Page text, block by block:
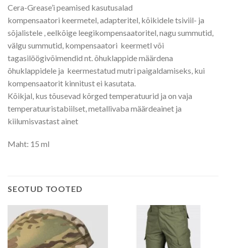
Cera-Grease’i peamised kasutusalad
kompensaatori keermetel, adapteritel, kõikidele tsiviil- ja
sõjalistele , eelkõige leegikompensaatoritel, nagu summutid,
välgu summutid, kompensaatori keermetl või
tagasilöögivõimendid nt. õhuklappide määrdena
õhuklappidele ja keermestatud mutri paigaldamiseks, kui
kompensaatorit kinnitust ei kasutata.
Kõikjal, kus tõusevad kõrged temperatuurid ja on vaja
temperatuuristabiilset, metallivaba määrdeainet ja
kiilumisvastast ainet
Maht: 15 ml
SEOTUD TOOTED